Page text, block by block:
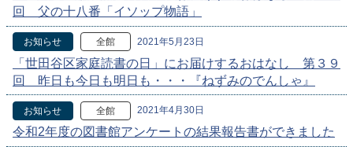
回 父の十八番「イソップ物語」
お知らせ 全館 2021年5月23日
「世田谷区家庭読書の日」にお届けするおはなし 第３９
回 昨日も今日も明日も・・・『ねずみのでんしゃ』
お知らせ 全館 2021年4月30日
令和2年度の図書館アンケートの結果報告書ができました